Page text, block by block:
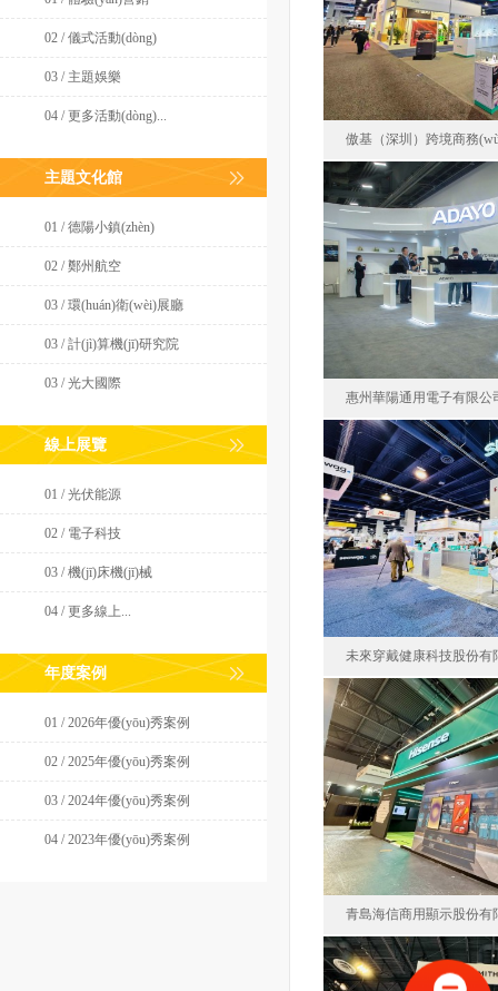
02 / 儀式活動(dòng)
03 / 主題娛樂
04 / 更多活動(dòng)...
主題文化館
01 / 德陽小鎮(zhèn)
02 / 鄭州航空
03 / 環(huán)衛(wèi)展廳
03 / 計(jì)算機(jī)研究院
03 / 光大國際
線上展覽
01 / 光伏能源
02 / 電子科技
03 / 機(jī)床機(jī)械
04 / 更多線上...
年度案例
01 / 2026年優(yōu)秀案例
02 / 2025年優(yōu)秀案例
03 / 2024年優(yōu)秀案例
04 / 2023年優(yōu)秀案例
美國
面積
傲基（深圳）跨境商務
傲基（深圳）跨境商
美國
面積72
惠州華陽通用電子有限公
惠州華陽通用
美國
面積
未來穿戴健康科技股份有
未來穿戴健康科
美國
面積36
青島海信商用顯示股份有